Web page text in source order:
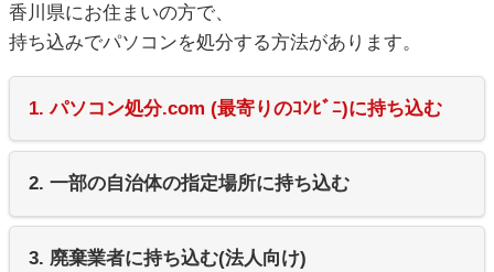
香川県にお住まいの方で、
持ち込みでパソコンを処分する方法があります。
1. パソコン処分.com (最寄りのｺﾝﾋﾞﾆ)に持ち込む
2. 一部の自治体の指定場所に持ち込む
3. 廃棄業者に持ち込む(法人向け)